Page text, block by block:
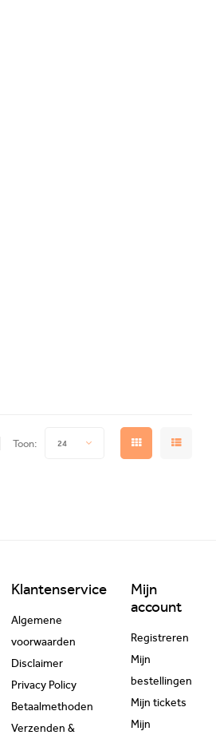
Toon: 24
Klantenservice
Algemene
voorwaarden
Disclaimer
Privacy Policy
Betaalmethoden
Verzenden &
Mijn
account
Registreren
Mijn
bestellingen
Mijn tickets
Mijn